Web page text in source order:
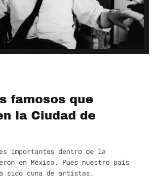
famosos que
la Ciudad de
importantes dentro de la
en México. Pues nuestro país
sido cuna de artistas.